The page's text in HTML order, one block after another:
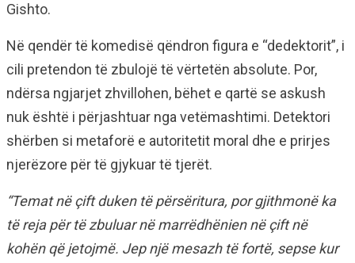
Gishto.
Në qendër të komedisë qëndron figura e “dedektorit”, i
cili pretendon të zbulojë të vërtetën absolute. Por,
ndërsa ngjarjet zhvillohen, bëhet e qartë se askush
nuk është i përjashtuar nga vetëmashtimi. Detektori
shërben si metaforë e autoritetit moral dhe e prirjes
njerëzore për të gjykuar të tjerët.
“Temat në çift duken të përsëritura, por gjithmonë ka
të reja për të zbuluar në marrëdhënien në çift në
kohën që jetojmë. Jep një mesazh të fortë, sepse kur